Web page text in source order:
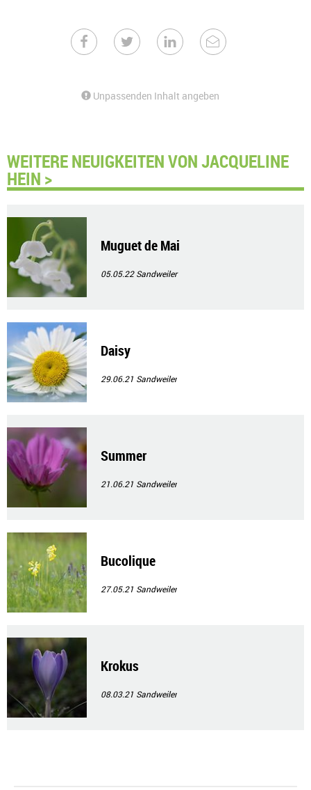
Unpassenden Inhalt angeben
WEITERE NEUIGKEITEN VON JACQUELINE
HEIN >
Muguet de Mai
05.05.22Sandweiler
Daisy
29.06.21 Sandweiler
Summer
21.06.21 Sandweiler
Bucolique
27.05.21 Sandweiler
Krokus
08.03.21 Sandweiler